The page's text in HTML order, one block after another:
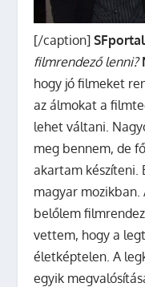
[/caption]
filmrendező lenni?
hogy jó filmeket
az álmokat a
lehet váltani.
meg bennem, de
akartam készíteni.
magyar
belőlem
vettem, hogy a
életképtelen. A
egyik